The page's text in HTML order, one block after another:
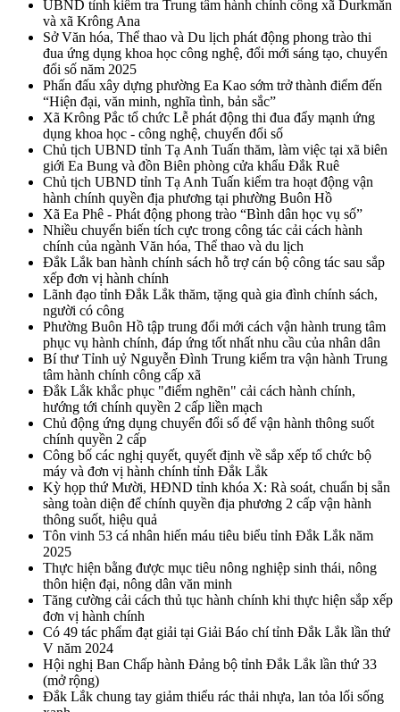
UBND tỉnh kiểm tra Trung tâm hành chính công xã Durkmăn
và xã Krông Ana
Sở Văn hóa, Thể thao và Du lịch phát động phong trào thi
đua ứng dụng khoa học công nghệ, đổi mới sáng tạo, chuyển
đổi số năm 2025
Phấn đấu xây dựng phường Ea Kao sớm trở thành điểm đến
“Hiện đại, văn minh, nghĩa tình, bản sắc”
Xã Krông Pắc tổ chức Lễ phát động thi đua đẩy mạnh ứng
dụng khoa học - công nghệ, chuyển đổi số
Chủ tịch UBND tỉnh Tạ Anh Tuấn thăm, làm việc tại xã biên
giới Ea Bung và đồn Biên phòng cửa khẩu Đắk Ruê
Chủ tịch UBND tỉnh Tạ Anh Tuấn kiểm tra hoạt động vận
hành chính quyền địa phương tại phường Buôn Hồ
Xã Ea Phê - Phát động phong trào “Bình dân học vụ số”
Nhiều chuyển biến tích cực trong công tác cải cách hành
chính của ngành Văn hóa, Thể thao và du lịch
Đắk Lắk ban hành chính sách hỗ trợ cán bộ công tác sau sắp
xếp đơn vị hành chính
Lãnh đạo tỉnh Đắk Lắk thăm, tặng quà gia đình chính sách,
người có công
Phường Buôn Hồ tập trung đổi mới cách vận hành trung tâm
phục vụ hành chính, đáp ứng tốt nhất nhu cầu của nhân dân
Bí thư Tỉnh uỷ Nguyễn Đình Trung kiểm tra vận hành Trung
tâm hành chính công cấp xã
Đắk Lắk khắc phục "điểm nghẽn" cải cách hành chính,
hướng tới chính quyền 2 cấp liền mạch
Chủ động ứng dụng chuyển đổi số để vận hành thông suốt
chính quyền 2 cấp
Công bố các nghị quyết, quyết định về sắp xếp tổ chức bộ
máy và đơn vị hành chính tỉnh Đắk Lắk
Kỳ họp thứ Mười, HĐND tỉnh khóa X: Rà soát, chuẩn bị sẵn
sàng toàn diện để chính quyền địa phương 2 cấp vận hành
thông suốt, hiệu quả
Tôn vinh 53 cá nhân hiến máu tiêu biểu tỉnh Đắk Lắk năm
2025
Thực hiện bằng được mục tiêu nông nghiệp sinh thái, nông
thôn hiện đại, nông dân văn minh
Tăng cường cải cách thủ tục hành chính khi thực hiện sắp xếp
đơn vị hành chính
Có 49 tác phẩm đạt giải tại Giải Báo chí tỉnh Đắk Lắk lần thứ
V năm 2024
Hội nghị Ban Chấp hành Đảng bộ tỉnh Đắk Lắk lần thứ 33
(mở rộng)
Đắk Lắk chung tay giảm thiểu rác thải nhựa, lan tỏa lối sống